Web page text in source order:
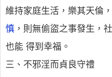
維持家庭生活，樂其天倫
慎 ，則無偷盜之事發生，
也能 得到幸福。
三、不邪淫而貞良守禮